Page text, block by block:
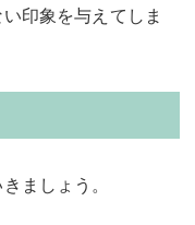
印象を与えてしま
ましょう。